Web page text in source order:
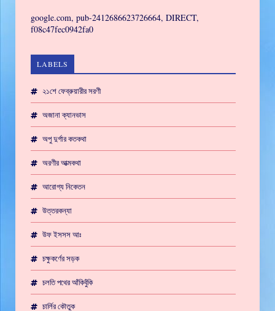
google.com, pub-2412686623726664, DIRECT,
f08c47fec0942fa0
LABELS
২১শে ফেব্রুয়ারীর সরণী
অজানা ক্যানভাস
অপু দুর্গার কতকথা
অরণীর আত্মকথা
আরোগ্য নিকেতন
উত্তরকন্যা
উফ ইসসস আঃ
চক্ষুকর্ণের সড়ক
চলতি পথের আঁকিবুঁকি
চার্লির কৌতুক